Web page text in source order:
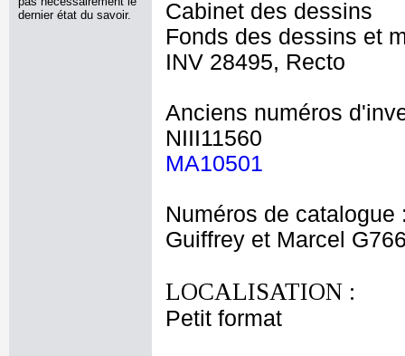
dernier état du savoir.
Cabinet des dessins
Fonds des dessins et
INV 28495, Recto
Anciens numéros
NIII11560
MA10501
Numéros de catalogue
Guiffrey et Marcel
LOCALISATION :
Petit format